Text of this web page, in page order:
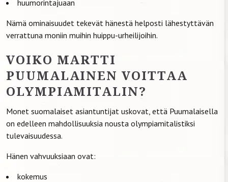
huumorintajuaan
Nämä ominaisuudet tekevät hänestä helposti lähestyttävän
verrattuna moniin muihin huippu-urheilijoihin.
VOIKO MARTTI
PUUMALAINEN VOITTAA
OLYMPIAMITALIN?
Monet suomalaiset asiantuntijat uskovat, että Puumalaisella
on edelleen mahdollisuuksia nousta olympiamitalistiksi
tulevaisuudessa.
Hänen vahvuuksiaan ovat:
kokemus